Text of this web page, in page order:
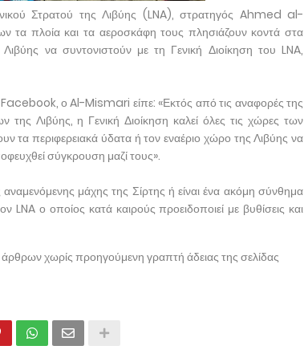
Στρατού της Λιβύης (LNA), στρατηγός Ahmed al-
πλοία και τα αεροσκάφη τους πλησιάζουν κοντά στα
να συντονιστούν με τη Γενική Διοίκηση του LNA,
ο Al-Mismari είπε: «Εκτός από τις αναφορές της
Λιβύης, η Γενική Διοίκηση καλεί όλες τις χώρες των
τα περιφερειακά ύδατα ή τον εναέριο χώρο της Λιβύης να
σύγκρουση μαζί τους».
αναμενόμενης μάχης της Σίρτης ή είναι ένα ακόμη σύνθημα
ο οποίος κατά καιρούς προειδοποιεί με βυθίσεις και
χωρίς προηγούμενη γραπτή άδειας της σελίδας